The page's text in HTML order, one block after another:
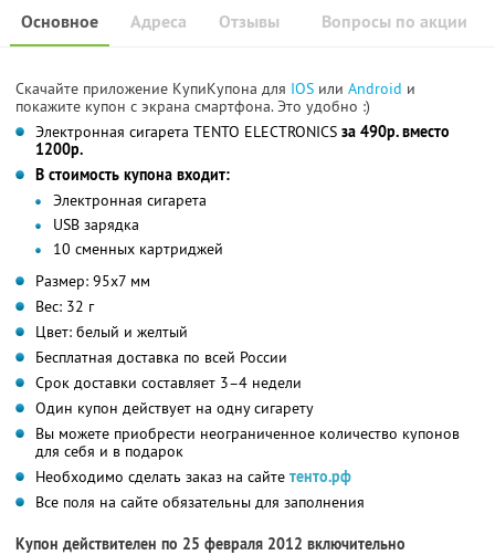
Основное Отзывы Вопросы по акции
Адреса
Скачайте приложение КупиКупона для IOS или Android и
покажите купон с экрана смартфона. Это удобно :)
Электронная сигарета TENTO ELECTRONICS за 490р. вместо
1200р.
В стоимость купона входит:
Электронная сигарета
USB зарядка
10 сменных картриджей
Размер: 95x7 мм
Вес: 32 г
Цвет: белый и желтый
Бесплатная доставка по всей России
Срок доставки составляет 3–4 недели
Один купон действует на одну сигарету
Вы можете приобрести неограниченное количество купонов
для себя и в подарок
Необходимо сделать заказ на сайте тенто.рф
Все поля на сайте обязательны для заполнения
Купон действителен по 25 февраля 2012 включительно